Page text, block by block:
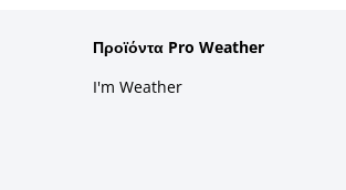
Προϊόντα Pro Weather
I'm Weather